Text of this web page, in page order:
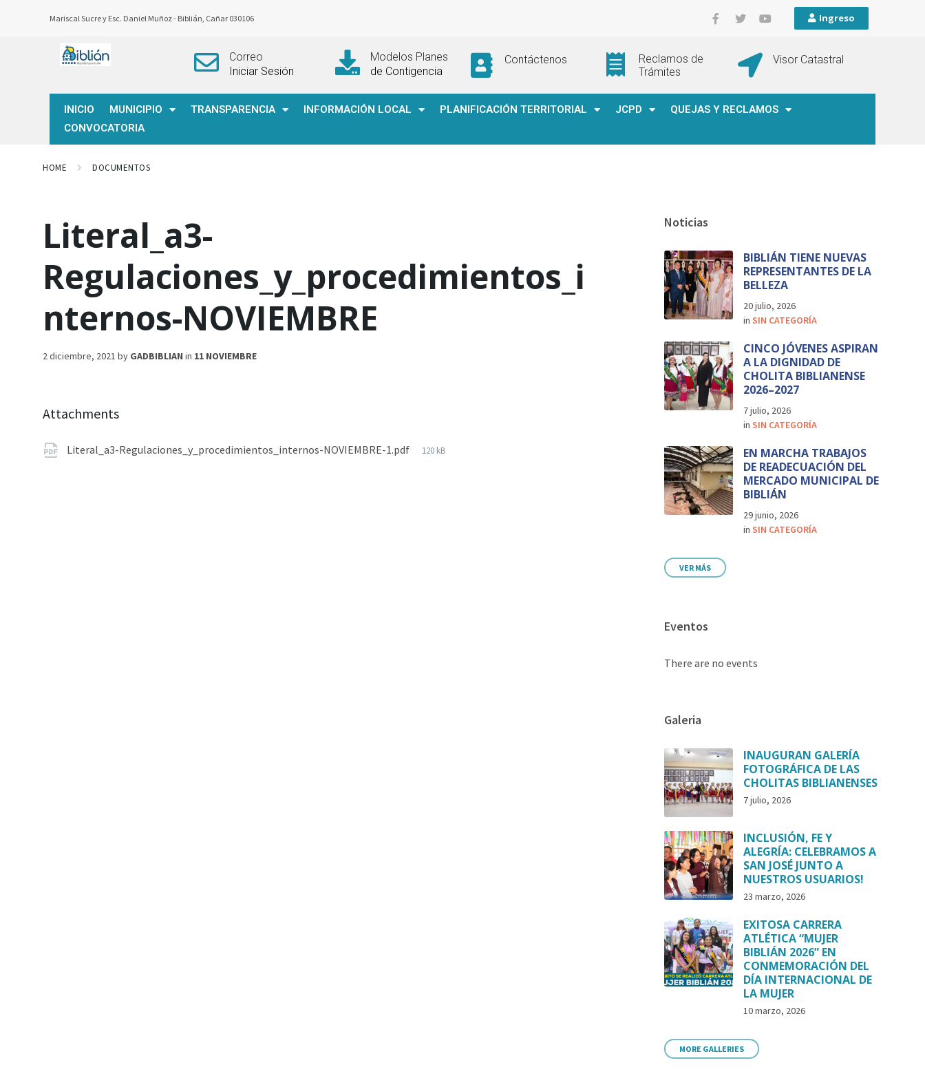
Mariscal Sucre y Esc. Daniel Muñoz - Biblián, Cañar 030106 Ingreso
Correo
Iniciar Sesión
Modelos Planes
de Contigencia
Contáctenos
Reclamos de
Trámites
Visor Catastral
INICIO MUNICIPIO TRANSPARENCIA INFORMACIÓN LOCAL PLANIFICACIÓN TERRITORIAL JCPD
QUEJAS Y RECLAMOS
CONVOCATORIA
HOME DOCUMENTOS
Literal_a3-
Regulaciones_y_procedimientos_i
nternos-NOVIEMBRE
2 diciembre, 2021 by GADBIBLIAN in 11 NOVIEMBRE
Attachments
Literal_a3-Regulaciones_y_procedimientos_internos-NOVIEMBRE-1.pdf 120 kB
Noticias
BIBLIÁN TIENE NUEVAS
REPRESENTANTES DE LA
BELLEZA
20 julio, 2026
inSIN CATEGORÍA
CINCO JÓVENES ASPIRAN
A LA DIGNIDAD DE
CHOLITA BIBLIANENSE
2026–2027
7 julio, 2026
inSIN CATEGORÍA
EN MARCHA TRABAJOS
DE READECUACIÓN DEL
MERCADO MUNICIPAL DE
BIBLIÁN
29 junio, 2026
inSIN CATEGORÍA
VER MÁS
Eventos
There are no events
Galeria
INAUGURAN GALERÍA
FOTOGRÁFICA DE LAS
CHOLITAS BIBLIANENSES
7 julio, 2026
INCLUSIÓN, FE Y
ALEGRÍA: CELEBRAMOS A
SAN JOSÉ JUNTO A
NUESTROS USUARIOS!
23 marzo, 2026
EXITOSA CARRERA
ATLÉTICA “MUJER
BIBLIÁN 2026” EN
CONMEMORACIÓN DEL
DÍA INTERNACIONAL DE
LA MUJER
10 marzo, 2026
MORE GALLERIES